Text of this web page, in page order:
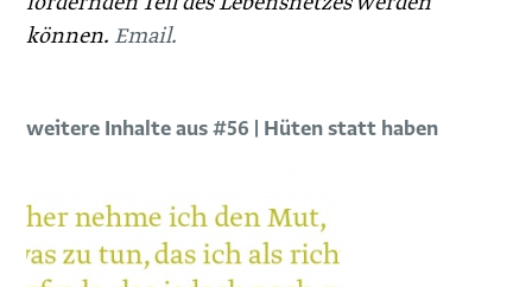
können.Email.
weitere Inhalte aus #56 | Hüten statt haben